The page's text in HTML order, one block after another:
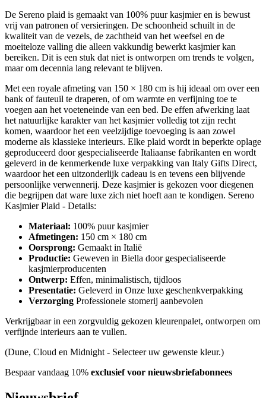
De Sereno plaid is gemaakt van 100% puur kasjmier en is bewust
vrij van patronen of versieringen. De schoonheid schuilt in de
kwaliteit van de vezels, de zachtheid van het weefsel en de
moeiteloze valling die alleen vakkundig bewerkt kasjmier kan
bereiken. Dit is een stuk dat niet is ontworpen om trends te volgen,
maar om decennia lang relevant te blijven.
Met een royale afmeting van 150 × 180 cm is hij ideaal om over een
bank of fauteuil te draperen, of om warmte en verfijning toe te
voegen aan het voeteneinde van een bed. De effen afwerking laat
het natuurlijke karakter van het kasjmier volledig tot zijn recht
komen, waardoor het een veelzijdige toevoeging is aan zowel
moderne als klassieke interieurs. Elke plaid wordt in beperkte oplage
geproduceerd door gespecialiseerde Italiaanse fabrikanten en wordt
geleverd in de kenmerkende luxe verpakking van Italy Gifts Direct,
waardoor het een uitzonderlijk cadeau is en tevens een blijvende
persoonlijke verwennerij. Deze kasjmier is gekozen voor diegenen
die begrijpen dat ware luxe zich niet hoeft aan te kondigen. Sereno
Kasjmier Plaid - Details:
Materiaal: 100% puur kasjmier
Afmetingen: 150 cm × 180 cm
Oorsprong: Gemaakt in Italië
Productie: Geweven in Biella door gespecialiseerde
kasjmierproducenten
Ontwerp: Effen, minimalistisch, tijdloos
Presentatie: Geleverd in Onze luxe geschenkverpakking
Verzorging Professionele stomerij aanbevolen
Verkrijgbaar in een zorgvuldig gekozen kleurenpalet, ontworpen om
verfijnde interieurs aan te vullen.
(Dune, Cloud en Midnight - Selecteer uw gewenste kleur.)
Bespaar vandaag 10% exclusief voor nieuwsbriefabonnees